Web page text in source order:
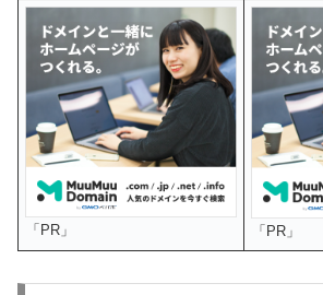
「PR」 「PR」